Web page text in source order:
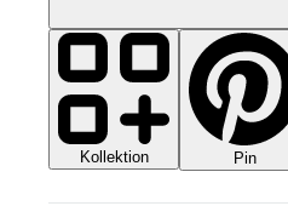
Kollektion Pin